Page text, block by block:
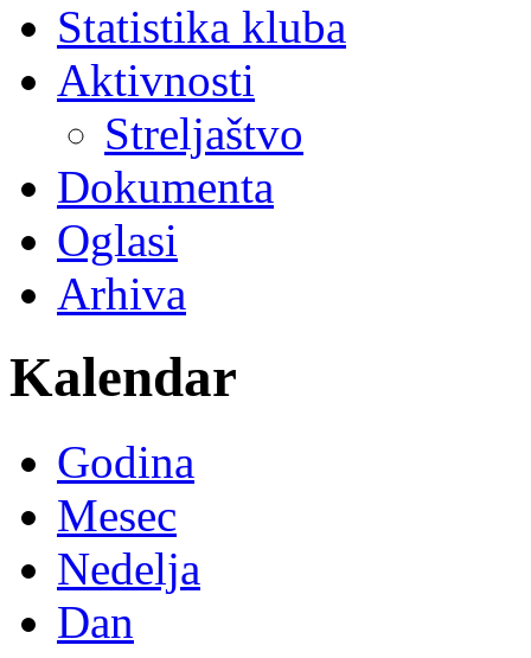
Statistika kluba
Aktivnosti
Streljaštvo
Dokumenta
Oglasi
Arhiva
Kalendar
Godina
Mesec
Nedelja
Dan